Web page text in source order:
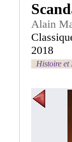
Alain
2018
Histoire et